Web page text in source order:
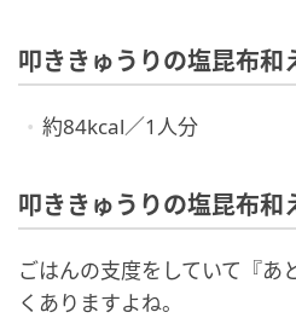
叩ききゅうりの塩昆布和
約84kcal／1人分
叩ききゅうりの塩昆布和
ごはんの支度をしていて『あ
くありますよね。